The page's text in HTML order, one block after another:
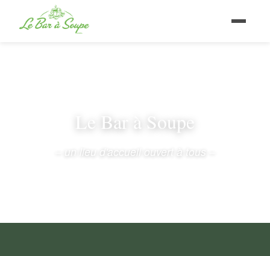
Le Bar à Soupe
– un lieu d'accueil ouvert à tous –